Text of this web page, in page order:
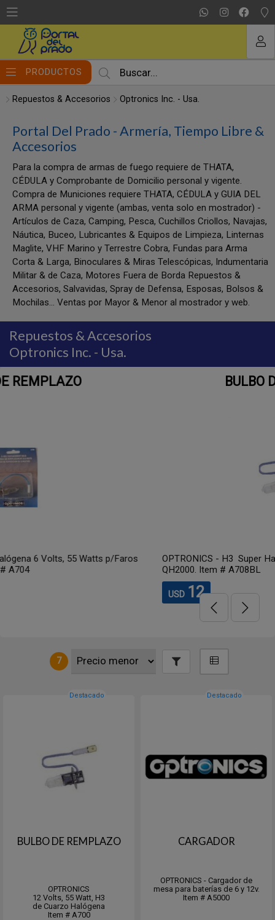
PRODUCTOS
Repuestos & Accesorios Optronics Inc. - Usa.
Portal Del Prado - Armería, Tiempo Libre &
Accesorios
Para la compra de armas de fuego requiere de THATA,
CÉDULA y Comprobante de Domicilio personal y vigente.
Compra de Municiones requiere THATA, CÉDULA y GUIA DEL
ARMA personal y vigente (ambas, venta solo en mostrador) -
Artículos de Caza, Camping, Pesca, Cuchillos Criollos, Navajas,
Náutica, Buceo, Lubricantes & Equipos de Limpieza, Linternas
Maglite, VHF Marino y Terrestre Cobra, Fundas para Arma
Corta & Larga, Binoculares & Miras Telescópicas, Indumentaria
Militar & de Caza, Motores Fuera de Borda Repuestos &
Accesorios, Salvavidas, Spray de Defensa, Esposas, Bolsos &
Mochilas... Ventas por Mayor & Menor al mostrador y web.
Repuestos & Accesorios
Optronics Inc. - Usa.
Faros
BULBO DE REMPLAZO
OPTRONICS - H3 Super Halógena p/ Faros QR220,
7
Destacado
BULBO DE REMPLAZO
OPTRONICS
12 Volts, 55 Watt, H3
de Cuarzo Halógena
Item # A700
Destacado
CARGADOR
OPTRONICS - Cargador de
mesa para baterías de 6 y 12v.
Item # A5000